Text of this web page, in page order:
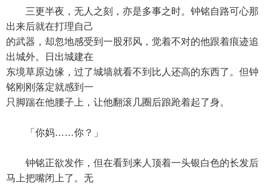
三更半夜，无人之刻，亦是多事之时。钟铭自路可心那
出来后就在打理自己
的武器，却忽地感受到一股邪风，觉着不对的他跟着痕迹追
出城外。日出城建在
东境草原边缘，过了城墙就看不到比人还高的东西了。但钟
铭刚刚落定就感到一
只脚踹在他腰子上，让他翻滚几圈后踉跄着起了身。
「你妈……你？」
钟铭正欲发作，但在看到来人顶着一头银白色的长发后
马上把嘴闭上了。无